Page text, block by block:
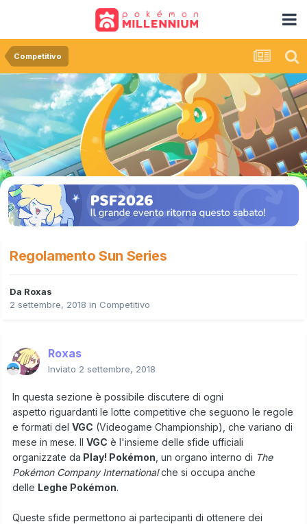
Competitivo
Regolamento Sun Series
Da Roxas
2 settembre, 2018 in Competitivo
Roxas
Inviato 2 settembre, 2018
In questa sezione è possibile discutere di ogni
aspetto riguardanti le lotte competitive che seguono le regole
e formati del VGC (Videogame Championship), che variano di
mese in mese. Il VGC è l'insieme delle sfide ufficiali
organizzate da Play! Pokémon , un organo interno di The
Pokémon Company International che si occupa anche
delle Leghe Pokémon.
Queste sfide permettono ai partecipanti di ottenere dei